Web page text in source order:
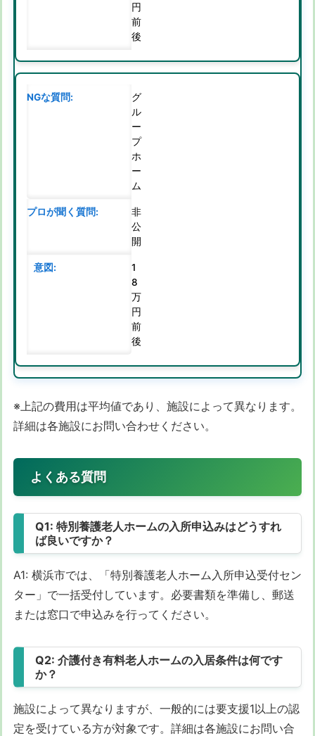
円
前
後
グ
ル
ー
プ
ホ
ー
ム
非
公
開
1
8
万
円
前
後
※上記の費用は平均値であり、施設によって異なります。
詳細は各施設にお問い合わせください。
よくある質問
Q1: 特別養護老人ホームの入所申込みはどうすれ
ば良いですか？
A1: 横浜市では、「特別養護老人ホーム入所申込受付セン
ター」で一括受付しています。必要書類を準備し、郵送
または窓口で申込みを行ってください。
Q2: 介護付き有料老人ホームの入居条件は何です
か？
施設によって異なりますが、一般的には要支援1以上の認
定を受けている方が対象です。詳細は各施設にお問い合